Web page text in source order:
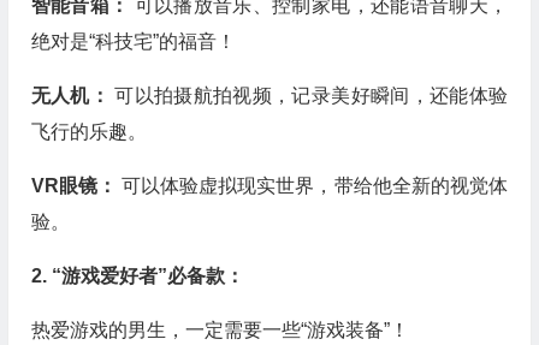
智能音箱：
可以播放音乐、控制家电，还能语音聊天，
绝对是“科技宅”的福音！
无人机：可以拍摄航拍视频，记录美好瞬间，还能体验
飞行的乐趣。
VR眼镜： 可以体验虚拟现实世界，带给他全新的视觉体
验。
2. “游戏爱好者”必备款：
热爱游戏的男生，一定需要一些“游戏装备”！